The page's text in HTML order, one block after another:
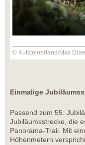
© Kufsteinerland/Max
Einmalige
Passend zum 55.
Jubiläumsstrecke, die
Panorama-Trail. Mit
Höhenmetern